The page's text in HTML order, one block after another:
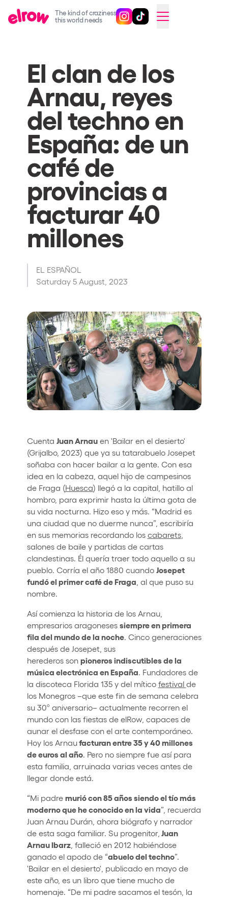
The kind of craziness
this world needs
Follow @elrowofficial on
Follow @elrowofficial on
CAMBIAR A ESPAÑOL
elrow Ibiza x [UNVRS] 2026
elrow Town 2026
Snowrow Festival 2026
elrow Island 2026
elrow Shop
Shows
Our Creative World
Music
Sustainability
Who we are
Do you want to work with us?
elrow News
Follow us on tiktok
Follow us on facebook
Follow us on instagram
Follow us on twitter
Follow us on linkedin
Follow us on youtube
Privacy Policy
Cookies Notice
Legal Notice
Sustainability Policy
El clan de los
Arnau, reyes
del techno en
España: de un
café de
provincias a
facturar 40
millones
EL ESPAÑOL
Saturday 5 August, 2023
Cuenta Juan Arnauen 'Bailar en el desierto'
(Grijalbo, 2023) que ya su tatarabuelo Josepet
soñaba con hacer bailar a la gente. Con esa
idea en la cabeza, aquel hijo de campesinos
de Fraga (Huesca) llegó a la capital, hatillo al
hombro, para exprimir hasta la última gota de
su vida nocturna. Hizo eso y más. “Madrid es
una ciudad que no duerme nunca”, escribiría
en sus memorias recordando los cabarets,
salones de baile y partidas de cartas
clandestinas. Él quería traer todo aquello a su
pueblo. Corría el año 1880 cuando Josepet
fundó el primer café de Fraga , al que puso su
nombre.
Así comienza la historia de los Arnau,
empresarios aragoneses siempre en primera
fila del mundo de la noche. Cinco generaciones
después de Josepet, sus
herederos son pioneros indiscutibles de la
música electrónica en España. Fundadores de
la discoteca Florida 135 y del mítico festival de
los Monegros –que este fin de semana celebra
su 30º aniversario– actualmente recorren el
mundo con las fiestas de elRow, capaces de
aunar el desfase con el arte contemporáneo.
Hoy los Arnaufacturan entre 35 y 40 millones
de euros al año. Pero no siempre fue así para
esta familia, arruinada varias veces antes de
llegar donde está.
“Mi padre murió con 85 años siendo el tío más
moderno que he conocido en la vida”, recuerda
Juan Arnau Durán, ahora biógrafo y narrador
de esta saga familiar. Su progenitor, Juan
Arnau Ibarz, falleció en 2012 habiéndose
ganado el apodo de “abuelo del techno”.
'Bailar en el desierto', publicado en mayo de
este año, es un libro que tiene mucho de
homenaje. “De mi padre sacamos el tesón, la